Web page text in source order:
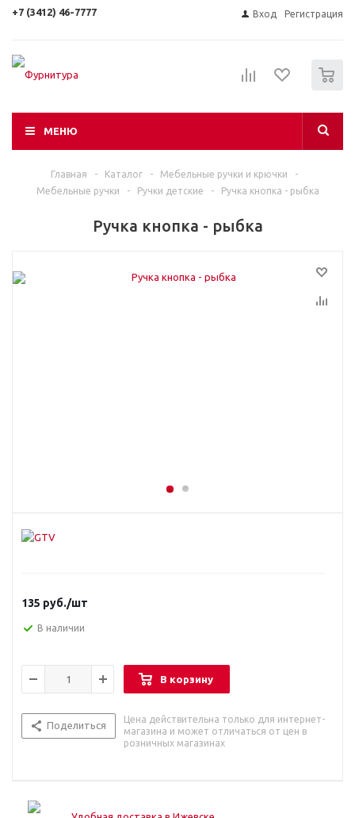
+7 (3412) 46-7777 Вход Регистрация
МЕНЮ
Главная - Каталог - Мебельные ручки и крючки
-
Мебельные ручки
- Ручки детские - Ручка кнопка - рыбка
Ручка кнопка - рыбка
135 руб./шт
В наличии
В корзину
Поделиться
Цена действительна только для интернет-
магазина и может отличаться от цен в
розничных магазинах